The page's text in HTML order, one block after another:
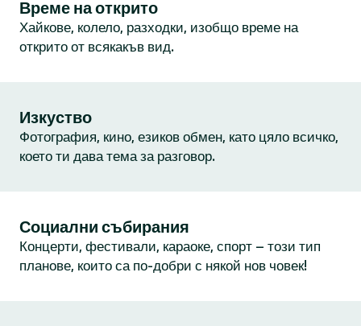
Време на открито
Хайкове, колело, разходки, изобщо време на
открито от всякакъв вид.
Изкуство
Фотография, кино, езиков обмен, като цяло всичко,
което ти дава тема за разговор.
Социални събирания
Концерти, фестивали, караоке, спорт – този тип
планове, които са по-добри с някой нов човек!